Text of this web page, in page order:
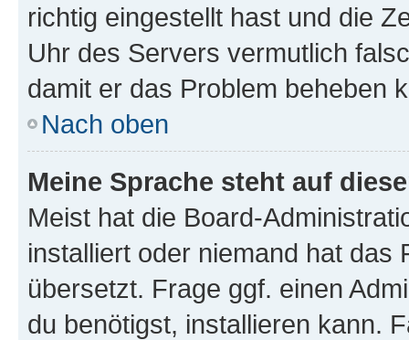
richtig eingestellt hast und die
Uhr des Servers vermutlich
damit er das Problem beheben
Nach oben
Meine Sprache steht auf
Meist hat die Board-
installiert oder niemand hat das
übersetzt. Frage ggf. einen
du benötigst, installieren kann.